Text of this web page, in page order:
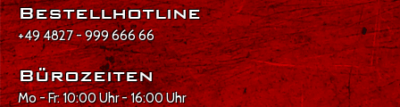
Bestellhotline
+49 4827 - 999 666 66
Bürozeiten
Mo - Fr: 10:00 Uhr - 16:00 Uhr